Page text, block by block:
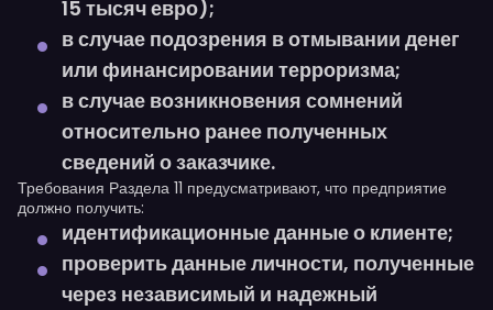
15 тысяч евро);
в случае подозрения в отмывании денег
или финансировании терроризма;
в случае возникновения сомнений
относительно ранее полученных
сведений о заказчике.
Требования Раздела 11 предусматривают, что предприятие
должно получить:
идентификационные данные о клиенте;
проверить данные личности, полученные
через независимый и надежный